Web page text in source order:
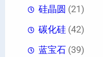
硅晶圆 (21)
碳化硅 (42)
蓝宝石 (39)